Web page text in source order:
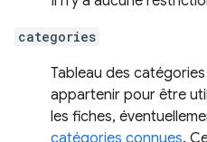
categories
Tableau des
appartenir pour être
les fiches,
catégories connues.